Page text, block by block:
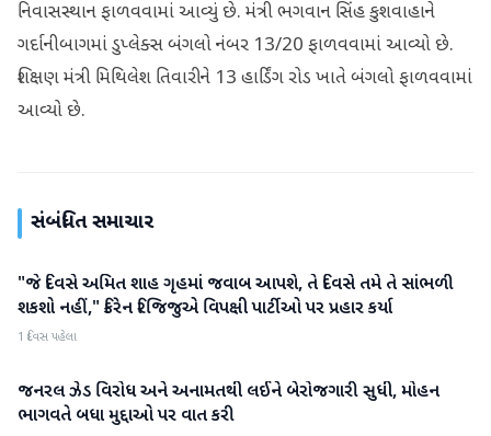
નિવાસસ્થાન ફાળવવામાં આવ્યું છે. મંત્રી ભગવાન સિંહ કુશવાહાને
ગર્દાનીબાગમાં ડુપ્લેક્સ બંગલો નંબર 13/20 ફાળવવામાં આવ્યો છે.
શિક્ષણ મંત્રી મિથિલેશ તિવારીને 13 હાર્ડિંગ રોડ ખાતે બંગલો ફાળવવામાં
આવ્યો છે.
સંબંધિત સમાચાર
રાજકારણ
"જે દિવસે અમિત શાહ ગૃહમાં જવાબ આપશે, તે દિવસે તમે તે સાંભળી
શકશો નહીં," કિરેન રિજિજુએ વિપક્ષી પાર્ટીઓ પર પ્રહાર કર્યા
1 દિવસ પહેલા
રાજકારણ
જનરલ ઝેડ વિરોધ અને અનામતથી લઈને બેરોજગારી સુધી, મોહન
ભાગવતે બધા મુદ્દાઓ પર વાત કરી